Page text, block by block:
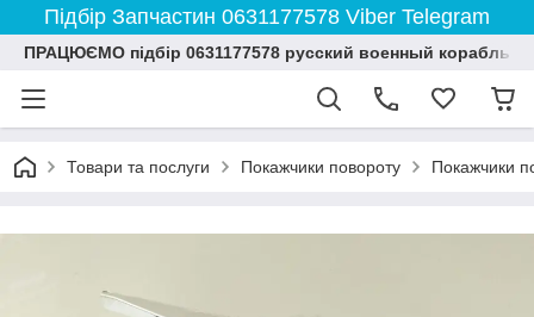
Підбір Запчастин 0631177578 Viber Telegram
ПРАЦЮЄМО підбір 0631177578 русский военный корабль
Товари та послуги Покажчики повороту Покажчики